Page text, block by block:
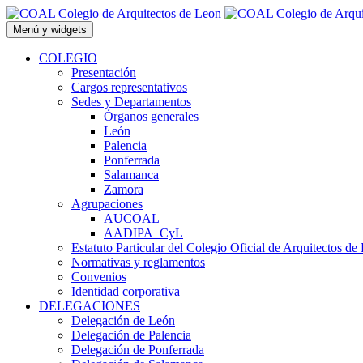
Saltar
al
contenido
Menú y widgets
COLEGIO
Presentación
Cargos representativos
Sedes y Departamentos
Órganos generales
León
Palencia
Ponferrada
Salamanca
Zamora
Agrupaciones
AUCOAL
AADIPA_CyL
Estatuto Particular del Colegio Oficial de Arquitectos de
Normativas y reglamentos
Convenios
Identidad corporativa
DELEGACIONES
Delegación de León
Delegación de Palencia
Delegación de Ponferrada